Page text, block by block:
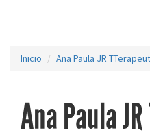
Inicio Ana Paula JR
Ana Paula